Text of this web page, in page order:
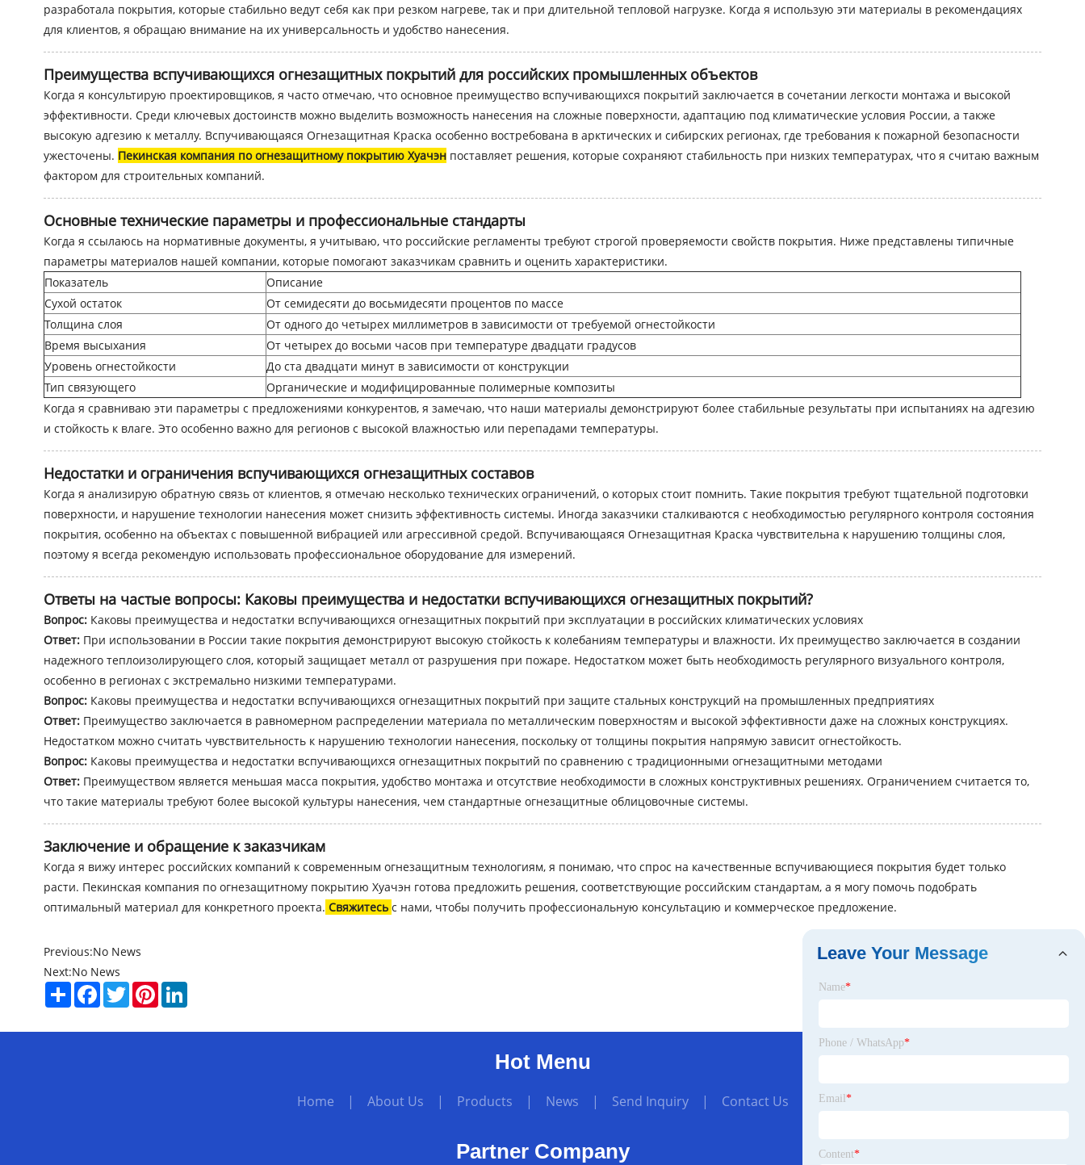
разработала покрытия, которые стабильно ведут себя как при резком нагреве, так и при длительной тепловой нагрузке. Когда я использую эти материалы в рекомендациях
для клиентов, я обращаю внимание на их универсальность и удобство нанесения.
Преимущества вспучивающихся огнезащитных покрытий для российских промышленных объектов
Когда я консультирую проектировщиков, я часто отмечаю, что основное преимущество вспучивающихся покрытий заключается в сочетании легкости монтажа и высокой
эффективности. Среди ключевых достоинств можно выделить возможность нанесения на сложные поверхности, адаптацию под климатические условия России, а также
высокую адгезию к металлу. Вспучивающаяся Огнезащитная Краска особенно востребована в арктических и сибирских регионах, где требования к пожарной безопасности
ужесточены. Пекинская компания по огнезащитному покрытию Хуачэнпоставляет решения, которые сохраняют стабильность при низких температурах, что я считаю важным
фактором для строительных компаний.
Основные технические параметры и профессиональные стандарты
Когда я ссылаюсь на нормативные документы, я учитываю, что российские регламенты требуют строгой проверяемости свойств покрытия. Ниже представлены типичные
параметры материалов нашей компании, которые помогают заказчикам сравнить и оценить характеристики.
Показатель
Описание
Сухой остаток
От семидесяти до восьмидесяти процентов по массе
Толщина слоя
От одного до четырех миллиметров в зависимости от требуемой огнестойкости
Время высыхания
От четырех до восьми часов при температуре двадцати градусов
Уровень огнестойкости
До ста двадцати минут в зависимости от конструкции
Тип связующего
Органические и модифицированные полимерные композиты
Когда я сравниваю эти параметры с предложениями конкурентов, я замечаю, что наши материалы демонстрируют более стабильные результаты при испытаниях на адгезию
и стойкость к влаге. Это особенно важно для регионов с высокой влажностью или перепадами температуры.
Недостатки и ограничения вспучивающихся огнезащитных составов
Когда я анализирую обратную связь от клиентов, я отмечаю несколько технических ограничений, о которых стоит помнить. Такие покрытия требуют тщательной подготовки
поверхности, и нарушение технологии нанесения может снизить эффективность системы. Иногда заказчики сталкиваются с необходимостью регулярного контроля состояния
покрытия, особенно на объектах с повышенной вибрацией или агрессивной средой. Вспучивающаяся Огнезащитная Краска чувствительна к нарушению толщины слоя,
поэтому я всегда рекомендую использовать профессиональное оборудование для измерений.
Ответы на частые вопросы: Каковы преимущества и недостатки вспучивающихся огнезащитных покрытий?
Вопрос:Каковы преимущества и недостатки вспучивающихся огнезащитных покрытий при эксплуатации в российских климатических условиях
Ответ:При использовании в России такие покрытия демонстрируют высокую стойкость к колебаниям температуры и влажности. Их преимущество заключается в создании
надежного теплоизолирующего слоя, который защищает металл от разрушения при пожаре. Недостатком может быть необходимость регулярного визуального контроля,
особенно в регионах с экстремально низкими температурами.
Вопрос:Каковы преимущества и недостатки вспучивающихся огнезащитных покрытий при защите стальных конструкций на промышленных предприятиях
Ответ:Преимущество заключается в равномерном распределении материала по металлическим поверхностям и высокой эффективности даже на сложных конструкциях.
Недостатком можно считать чувствительность к нарушению технологии нанесения, поскольку от толщины покрытия напрямую зависит огнестойкость.
Вопрос:Каковы преимущества и недостатки вспучивающихся огнезащитных покрытий по сравнению с традиционными огнезащитными методами
Ответ:Преимуществом является меньшая масса покрытия, удобство монтажа и отсутствие необходимости в сложных конструктивных решениях. Ограничением считается то,
что такие материалы требуют более высокой культуры нанесения, чем стандартные огнезащитные облицовочные системы.
Заключение и обращение к заказчикам
Когда я вижу интерес российских компаний к современным огнезащитным технологиям, я понимаю, что спрос на качественные вспучивающиеся покрытия будет только
расти. Пекинская компания по огнезащитному покрытию Хуачэн готова предложить решения, соответствующие российским стандартам, а я могу помочь подобрать
оптимальный материал для конкретного проекта. Свяжитесь с нами, чтобы получить профессиональную консультацию и коммерческое предложение.
Previous:No News
Next:No News
ShareFacebook
TwitterPinterestLinkedIn
Hot Menu
Home | About Us | Products | News | Send Inquiry| Contact Us
Partner Company
Leave Your Message
Name*
Phone / WhatsApp*
Email *
Content*